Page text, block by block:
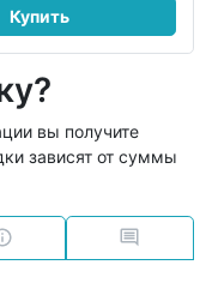
Купить
вы получите
зависят от суммы